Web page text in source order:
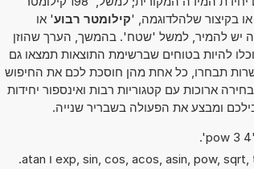
בקיצור שלהלדוגמה, 'קילומטר רבוע' או
יש להמיר, למשל 'שטח'. בהמשך, הערך שהוזן
להיות בטוחים שברשימת התוצאות תמצאו גם
תבחרו, כל אחת מהן חוסכת לכם את החיפוש
ארוכות עם קטגוריות רבות ואינספור יחידות
ומבצע את הפעולה בשבריר שנייה.
ניתן להשתמש גם בפונקציות המתמטיות exp, sin, cos, acos, asin, pow, sqrt, tan ו atan.